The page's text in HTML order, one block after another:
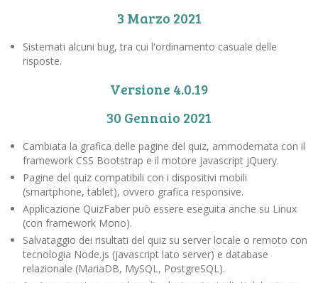
3 Marzo 2021
Sistemati alcuni bug, tra cui l'ordinamento casuale delle
risposte.
Versione 4.0.19
30 Gennaio 2021
Cambiata la grafica delle pagine del quiz, ammodernata con il
framework CSS Bootstrap e il motore javascript jQuery.
Pagine del quiz compatibili con i dispositivi mobili
(smartphone, tablet), ovvero grafica responsive.
Applicazione QuizFaber può essere eseguita anche su Linux
(con framework Mono).
Salvataggio dei risultati del quiz su server locale o remoto con
tecnologia Node.js (javascript lato server) e database
relazionale (MariaDB, MySQL, PostgreSQL).